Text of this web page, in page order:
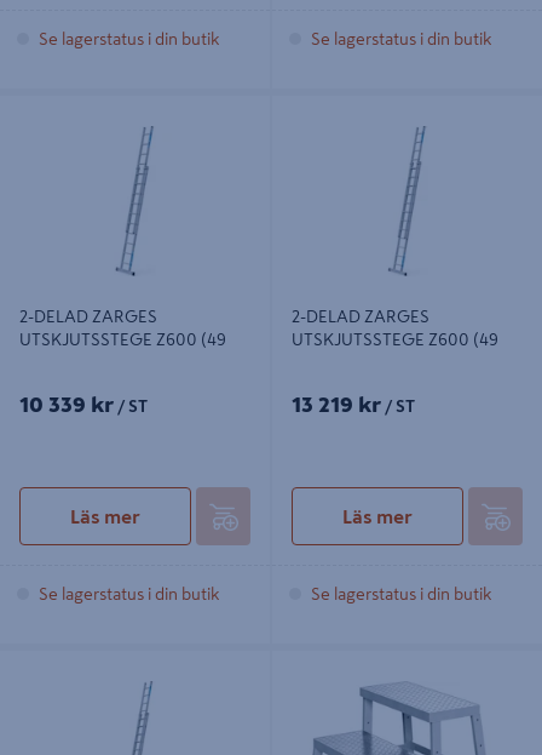
Se lagerstatus i din butik Se lagerstatus i din butik
UTSKJUTSSTEGE Z600 (49
2-DELAD ZARGES
UTSKJUTSSTEGE Z600 (49
10 339 kr / ST
Läs mer
Se lagerstatus i din butik
UTSKJUTSSTEGE Z600 (49
2-DELAD ZARGES
UTSKJUTSSTEGE Z600 (49
13 219 kr / ST
Läs mer
Se lagerstatus i din butik
UTSKJUTSSTEGE Z600 (49